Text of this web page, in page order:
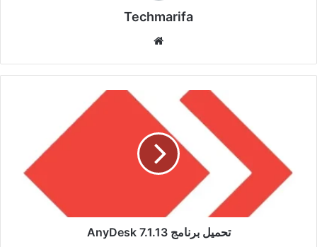
Techmarifa
تحميل برنامج AnyDesk 7.1.13